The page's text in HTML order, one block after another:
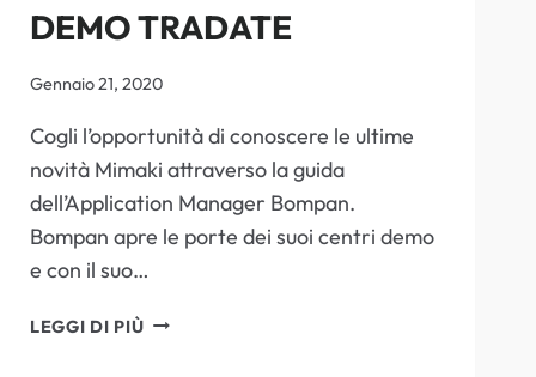
DEMO TRADATE
Gennaio 21, 2020
Cogli l’opportunità di conoscere le ultime
novità Mimaki attraverso la guida
dell’Application Manager Bompan.
Bompan apre le porte dei suoi centri demo
e con il suo…
LEGGI DI PIÙOPEN